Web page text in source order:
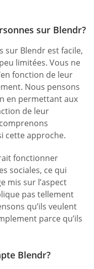
sur Blendr?
sur Blendr est facile,
limitées. Vous ne
fonction de leur
Nous pensons
en permettant aux
de leur
cette approche.
fonctionner
sociales, ce qui
mis sur l’aspect
pas tellement
qu’ils veulent
parce qu’ils
Blendr?